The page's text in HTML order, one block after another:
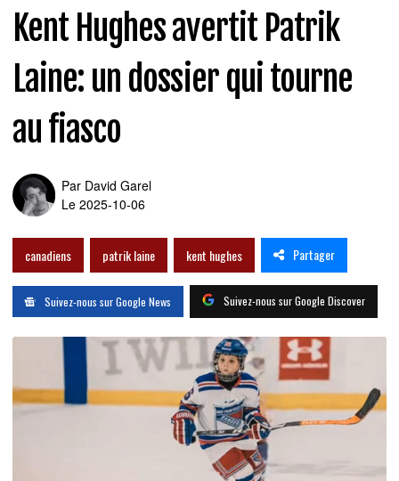
Kent Hughes avertit Patrik
Laine: un dossier qui tourne
au fiasco
Par David Garel
Le 2025-10-06
canadiens patrik laine kent hughes Partager
Suivez-nous sur Google News Suivez-nous sur Google Discover